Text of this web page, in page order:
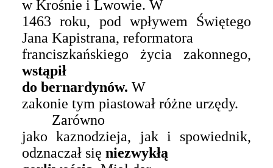
w Krośnie i Lwowie. W
1463 roku, pod wpływem Świętego
Jana Kapistrana, reformatora
franciszkańskiego życia zakonnego,
wstąpił
do bernardynów. W
zakonie tym piastował różne urzędy.
Zarówno
jako kaznodzieja, jak i spowiednik,
odznaczał się niezwykłą